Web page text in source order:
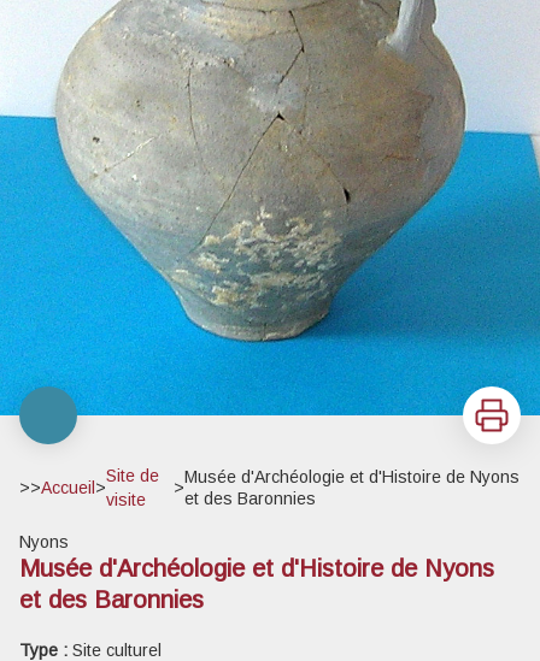
Imprimer
>>Accueil >
Site de
visite
>
Musée d'Archéologie et d'Histoire de Nyons
et des Baronnies
Nyons
Musée d'Archéologie et d'Histoire de Nyons
et des Baronnies
Type : Site culturel